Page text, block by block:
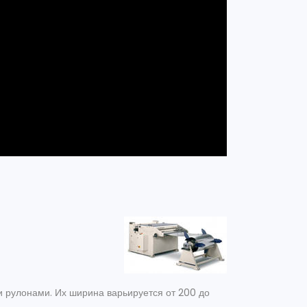
Их ширина варьируется от 200 до